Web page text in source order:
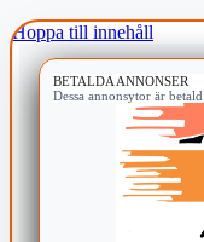
Hoppa till innehåll
BETALDA ANNONSER
Dessa annonsytor är